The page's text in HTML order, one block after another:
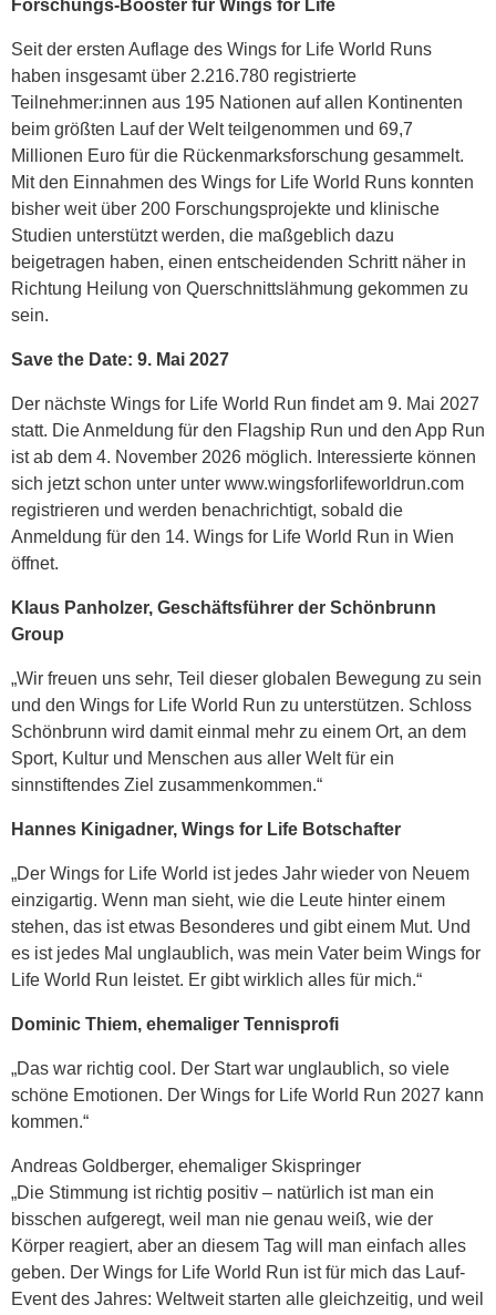
Forschungs-Booster für Wings for Life
Seit der ersten Auflage des Wings for Life World Runs
haben insgesamt über 2.216.780 registrierte
Teilnehmer:innen aus 195 Nationen auf allen Kontinenten
beim größten Lauf der Welt teilgenommen und 69,7
Millionen Euro für die Rückenmarksforschung gesammelt.
Mit den Einnahmen des Wings for Life World Runs konnten
bisher weit über 200 Forschungsprojekte und klinische
Studien unterstützt werden, die maßgeblich dazu
beigetragen haben, einen entscheidenden Schritt näher in
Richtung Heilung von Querschnittslähmung gekommen zu
sein.
Save the Date: 9. Mai 2027
Der nächste Wings for Life World Run findet am 9. Mai 2027
statt. Die Anmeldung für den Flagship Run und den App Run
ist ab dem 4. November 2026 möglich. Interessierte können
sich jetzt schon unter unter www.wingsforlifeworldrun.com
registrieren und werden benachrichtigt, sobald die
Anmeldung für den 14. Wings for Life World Run in Wien
öffnet.
Klaus Panholzer, Geschäftsführer der Schönbrunn
Group
„Wir freuen uns sehr, Teil dieser globalen Bewegung zu sein
und den Wings for Life World Run zu unterstützen. Schloss
Schönbrunn wird damit einmal mehr zu einem Ort, an dem
Sport, Kultur und Menschen aus aller Welt für ein
sinnstiftendes Ziel zusammenkommen.“
Hannes Kinigadner, Wings for Life Botschafter
„Der Wings for Life World ist jedes Jahr wieder von Neuem
einzigartig. Wenn man sieht, wie die Leute hinter einem
stehen, das ist etwas Besonderes und gibt einem Mut. Und
es ist jedes Mal unglaublich, was mein Vater beim Wings for
Life World Run leistet. Er gibt wirklich alles für mich.“
Dominic Thiem, ehemaliger Tennisprofi
„Das war richtig cool. Der Start war unglaublich, so viele
schöne Emotionen. Der Wings for Life World Run 2027 kann
kommen.“
Andreas Goldberger, ehemaliger Skispringer
„Die Stimmung ist richtig positiv – natürlich ist man ein
bisschen aufgeregt, weil man nie genau weiß, wie der
Körper reagiert, aber an diesem Tag will man einfach alles
geben. Der Wings for Life World Run ist für mich das Lauf-
Event des Jahres: Weltweit starten alle gleichzeitig, und weil